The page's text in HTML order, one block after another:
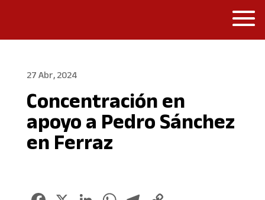
27 Abr, 2024
Concentración en
apoyo a Pedro Sánchez
en Ferraz